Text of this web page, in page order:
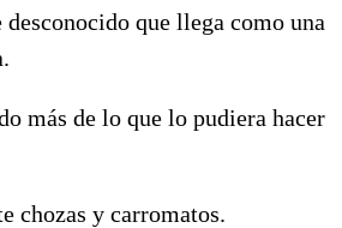
que llega como una
más de lo que lo pudiera hacer
chozas y carromatos.